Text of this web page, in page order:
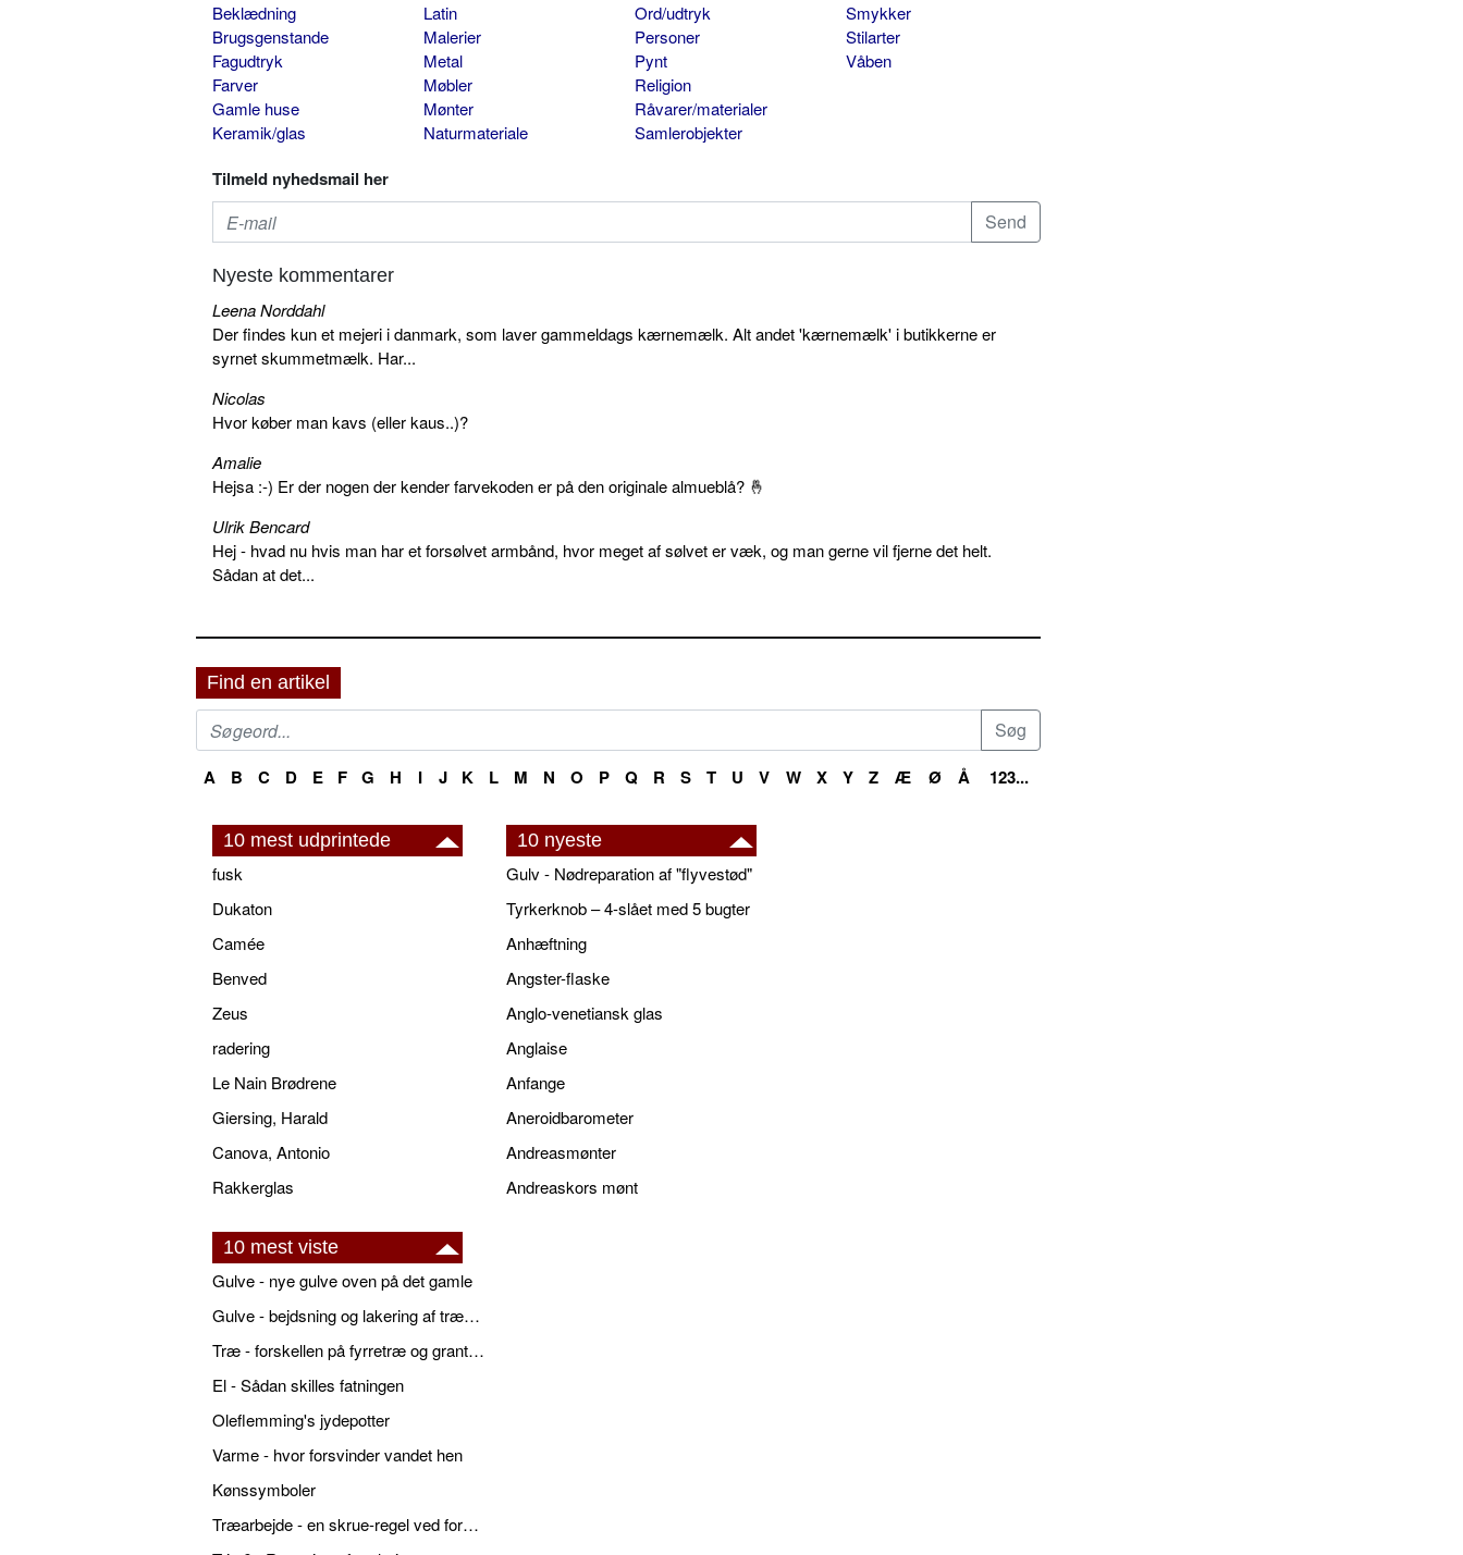
Beklædning
Brugsgenstande
Fagudtryk
Farver
Gamle huse
Keramik/glas
Latin
Malerier
Metal
Møbler
Mønter
Naturmateriale
Ord/udtryk
Personer
Pynt
Religion
Råvarer/materialer
Samlerobjekter
Smykker
Stilarter
Våben
Tilmeld nyhedsmail her
Nyeste kommentarer
Leena Norddahl
Der findes kun et mejeri i danmark, som laver gammeldags kærnemælk. Alt andet 'kærnemælk' i butikkerne er
syrnet skummetmælk. Har...
Nicolas
Hvor køber man kavs (eller kaus..)?
Amalie
Hejsa :-) Er der nogen der kender farvekoden er på den originale almueblå? 🤞
Ulrik Bencard
Hej - hvad nu hvis man har et forsølvet armbånd, hvor meget af sølvet er væk, og man gerne vil fjerne det helt.
Sådan at det...
Find en artikel
A B C D E F G H I J K L M N O P Q R S T U V W X Y Z Æ Ø Å 123...
10 mest udprintede
fusk
Dukaton
Camée
Benved
Zeus
radering
Le Nain Brødrene
Giersing, Harald
Canova, Antonio
Rakkerglas
10 nyeste
Gulv - Nødreparation af "flyvestød"
Tyrkerknob – 4-slået med 5 bugter
Anhæftning
Angster-flaske
Anglo-venetiansk glas
Anglaise
Anfange
Aneroidbarometer
Andreasmønter
Andreaskors mønt
10 mest viste
Gulve - nye gulve oven på det gamle
Gulve - bejdsning og lakering af trægulve
Træ - forskellen på fyrretræ og grantræ
El - Sådan skilles fatningen
Oleflemming's jydepotter
Varme - hvor forsvinder vandet hen
Kønssymboler
Træarbejde - en skrue-regel ved forboring